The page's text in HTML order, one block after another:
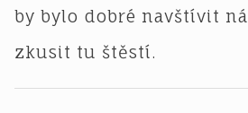
by bylo dobré navštívit
zkusit tu štěstí.